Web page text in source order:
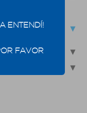
cuenca en zonas
ENTENDÍ!
FAVOR